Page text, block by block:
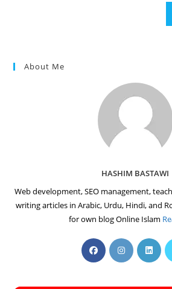
About Me
HASHIM BASTAWI
Web development, SEO management,
writing articles in Arabic, Urdu, Hindi, and
for own blog Online Islam
Opens
in
Opens
in
in